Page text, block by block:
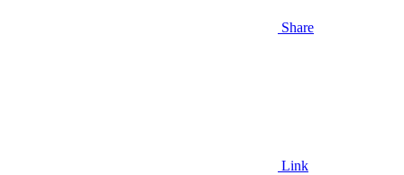
Share
Link